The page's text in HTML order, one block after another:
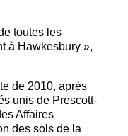
toutes les
à Hawkesbury »,
de 2010, après
unis de Prescott-
Affaires
des sols de la